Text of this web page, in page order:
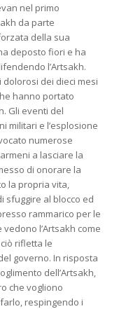
nel primo
da parte
della sua
deposto fiori e ha
l’Artsakh.
dei dieci mesi
hanno portato
Gli eventi del
militari e l’esplosione
numerose
a lasciare la
di onorare la
la propria vita,
sfuggire al blocco ed
rammarico per le
l’Artsakh come
rifletta le
governo. In risposta
dell’Artsakh,
che vogliono
respingendo i